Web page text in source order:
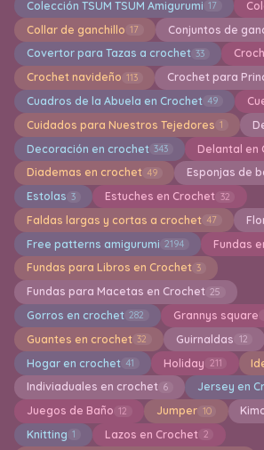
Colección TSUM TSUM Amigurumi 17
Collar de ganchillo 17 Conjuntos de
Covertor para Tazas a crochet 33
Crochet navideño 113 Crochet para
Cuadros de la Abuela en Crochet 49
Cuidados para Nuestros Tejedores 1
Decoración en crochet 343 Delantal en
Diademas en crochet 49 Esponjas de
Estolas 3 Estuches en Crochet 32
Faldas largas y cortas a crochet 47
Free patterns amigurumi 2194 Fundas
Fundas para Libros en Crochet 3
Fundas para Macetas en Crochet 25
Gorros en crochet 282 Grannys square
Guantes en crochet 32 Guirnaldas 12
Hogar en crochet 41 Holiday 211
Indiviaduales en crochet 6 Jersey en
Juegos de Baño 12 Jumper 10
Knitting 1 Lazos en Crochet 2